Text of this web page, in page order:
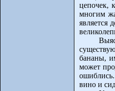
цепочек,
многим
является
бананы,
может
вино и